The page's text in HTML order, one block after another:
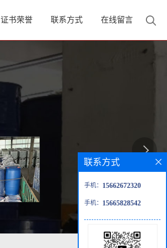
证书荣誉 联系方式 在线留言
联系方式
手机： 15662672320
手机： 15665828542